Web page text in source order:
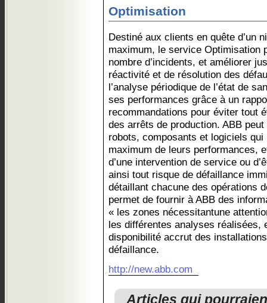
Optimisation
Destiné aux clients en quête d’un
maximum, le service Optimisation
nombre d’incidents, et améliorer
réactivité et de résolution des
l’analyse périodique de l’état de
ses performances grâce à un
recommandations pour éviter tout
des arrêts de production. ABB
robots, composants et logiciels
maximum de leurs performances,
d’une intervention de service ou
ainsi tout risque de défaillance
détaillant chacune des opérations
permet de fournir à ABB des
« les zones nécessitantune
les différentes analyses réalisées,
disponibilité accrut des
défaillance.
http://new.abb.com
Articles qui